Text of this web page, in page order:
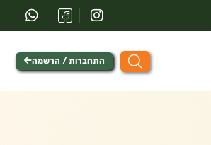
התחברות / הרשמה